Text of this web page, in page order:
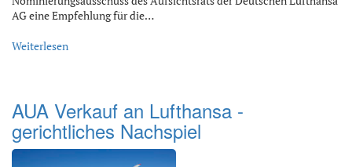
AG eine Empfehlung für die…
Weiterlesen
AUA Verkauf an Lufthansa -
gerichtliches Nachspiel